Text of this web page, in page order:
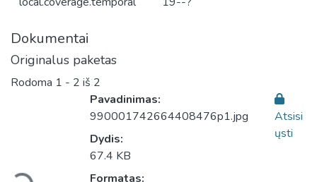
Dokumentai
Originalus paketas
Rodoma 1 - 2 iš 2
Įkeliama...
Pavadinimas:
990001742664408476p1.jpg
Dydis:
67.4 KB
Formatas:
Atsisi
ųsti